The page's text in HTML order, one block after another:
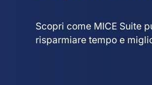
Scopri come MICE Suite
risparmiare tempo e